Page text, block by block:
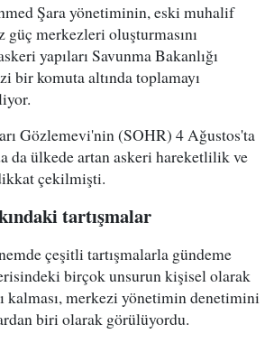
Şara yönetiminin, eski muhalif
güç merkezleri oluşturmasını
yapıları Savunma Bakanlığı
bir komuta altında toplamayı
Gözlemevi'nin (SOHR) 4 Ağustos'ta
da ülkede artan askeri hareketlilik ve
çekilmişti.
tartışmalar
çeşitli tartışmalarla gündeme
birçok unsurun kişisel olarak
kalması, merkezi yönetimin denetimini
biri olarak görülüyordu.